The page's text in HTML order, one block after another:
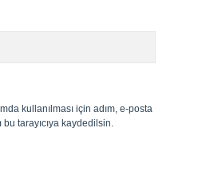
kullanılması için adım, e-posta
tarayıcıya kaydedilsin.